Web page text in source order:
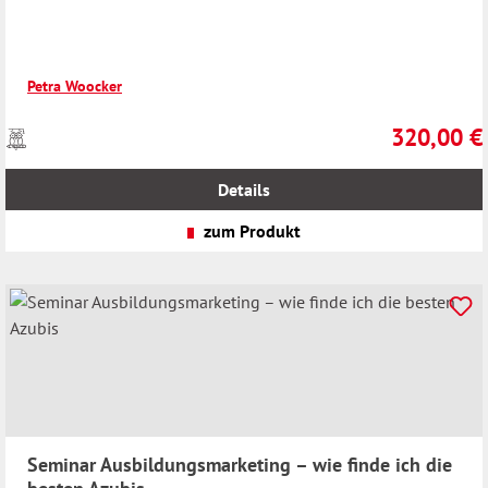
Petra Woocker
Regulärer
320,00 €
Preise
inkl.
Details
zum Produkt
Seminar Ausbildungsmarketing – wie finde ich die